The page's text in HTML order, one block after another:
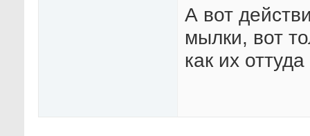
А вот
мылки, вот
как их